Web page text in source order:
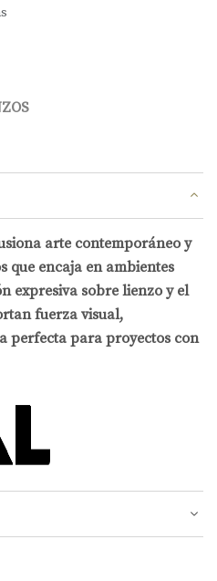
arte contemporáneo y
que encaja en ambientes
expresiva sobre lienzo y el
fuerza visual,
perfecta para proyectos con